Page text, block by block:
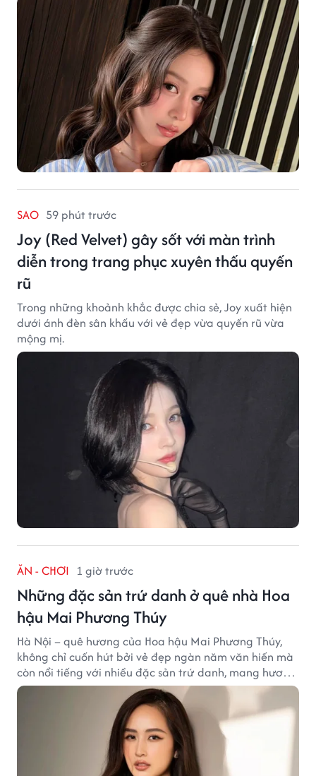
SAO 59 phút trước
Joy (Red Velvet) gây sốt với màn trình
diễn trong trang phục xuyên thấu quyến
rũ
Trong những khoảnh khắc được chia sẻ, Joy xuất hiện
dưới ánh đèn sân khấu với vẻ đẹp vừa quyến rũ vừa
mộng mị.
ĂN - CHƠI 1 giờ trước
Những đặc sản trứ danh ở quê nhà Hoa
hậu Mai Phương Thúy
Hà Nội – quê hương của Hoa hậu Mai Phương Thúy,
không chỉ cuốn hút bởi vẻ đẹp ngàn năm văn hiến mà
còn nổi tiếng với nhiều đặc sản trứ danh, mang hương
vị tinh tế và đậm đà bản sắc đất kinh kỳ.